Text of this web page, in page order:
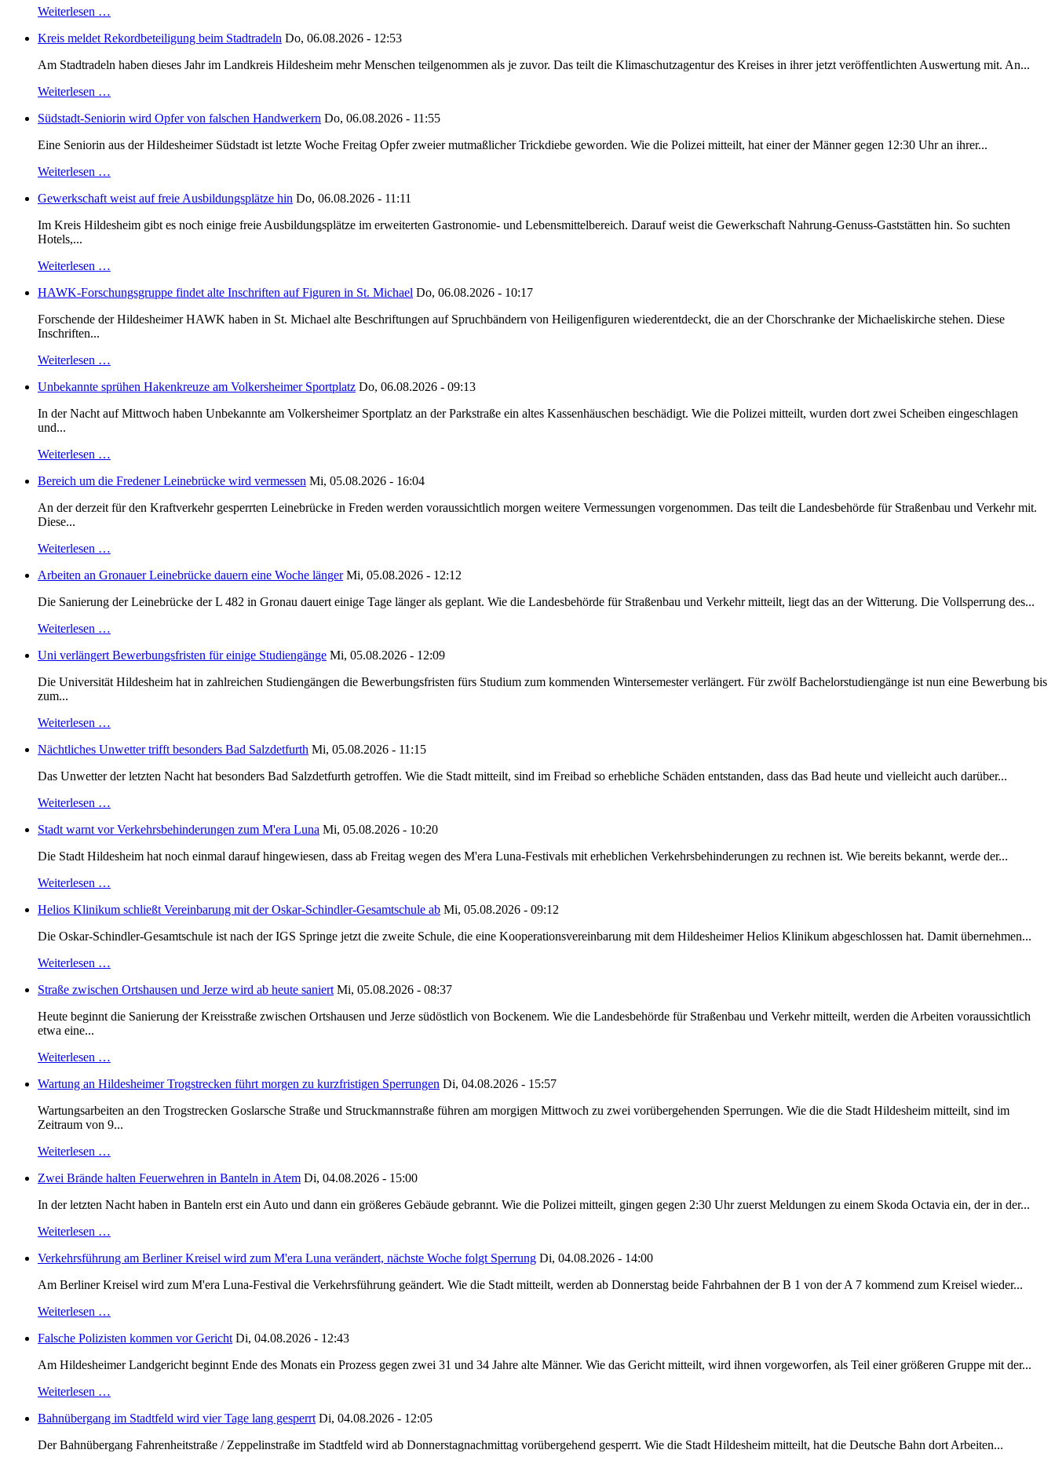
Weiterlesen …
Kreis meldet Rekordbeteiligung beim Stadtradeln Do, 06.08.2026 - 12:53
Am Stadtradeln haben dieses Jahr im Landkreis Hildesheim mehr Menschen teilgenommen als je zuvor. Das teilt die Klimaschutzagentur des Kreises in ihrer jetzt veröffentlichten Auswertung mit. An...
Weiterlesen …
Südstadt-Seniorin wird Opfer von falschen Handwerkern Do, 06.08.2026 - 11:55
Eine Seniorin aus der Hildesheimer Südstadt ist letzte Woche Freitag Opfer zweier mutmaßlicher Trickdiebe geworden. Wie die Polizei mitteilt, hat einer der Männer gegen 12:30 Uhr an ihrer...
Weiterlesen …
Gewerkschaft weist auf freie Ausbildungsplätze hin Do, 06.08.2026 - 11:11
Im Kreis Hildesheim gibt es noch einige freie Ausbildungsplätze im erweiterten Gastronomie- und Lebensmittelbereich. Darauf weist die Gewerkschaft Nahrung-Genuss-Gaststätten hin. So suchten
Hotels,...
Weiterlesen …
HAWK-Forschungsgruppe findet alte Inschriften auf Figuren in St. Michael Do, 06.08.2026 - 10:17
Forschende der Hildesheimer HAWK haben in St. Michael alte Beschriftungen auf Spruchbändern von Heiligenfiguren wiederentdeckt, die an der Chorschranke der Michaeliskirche stehen. Diese
Inschriften...
Weiterlesen …
Unbekannte sprühen Hakenkreuze am Volkersheimer Sportplatz Do, 06.08.2026 - 09:13
In der Nacht auf Mittwoch haben Unbekannte am Volkersheimer Sportplatz an der Parkstraße ein altes Kassenhäuschen beschädigt. Wie die Polizei mitteilt, wurden dort zwei Scheiben eingeschlagen
und...
Weiterlesen …
Bereich um die Fredener Leinebrücke wird vermessen Mi, 05.08.2026 - 16:04
An der derzeit für den Kraftverkehr gesperrten Leinebrücke in Freden werden voraussichtlich morgen weitere Vermessungen vorgenommen. Das teilt die Landesbehörde für Straßenbau und Verkehr mit.
Diese...
Weiterlesen …
Arbeiten an Gronauer Leinebrücke dauern eine Woche länger Mi, 05.08.2026 - 12:12
Die Sanierung der Leinebrücke der L 482 in Gronau dauert einige Tage länger als geplant. Wie die Landesbehörde für Straßenbau und Verkehr mitteilt, liegt das an der Witterung. Die Vollsperrung des...
Weiterlesen …
Uni verlängert Bewerbungsfristen für einige Studiengänge Mi, 05.08.2026 - 12:09
Die Universität Hildesheim hat in zahlreichen Studiengängen die Bewerbungsfristen fürs Studium zum kommenden Wintersemester verlängert. Für zwölf Bachelorstudiengänge ist nun eine Bewerbung bis
zum...
Weiterlesen …
Nächtliches Unwetter trifft besonders Bad Salzdetfurth Mi, 05.08.2026 - 11:15
Das Unwetter der letzten Nacht hat besonders Bad Salzdetfurth getroffen. Wie die Stadt mitteilt, sind im Freibad so erhebliche Schäden entstanden, dass das Bad heute und vielleicht auch darüber...
Weiterlesen …
Stadt warnt vor Verkehrsbehinderungen zum M'era Luna Mi, 05.08.2026 - 10:20
Die Stadt Hildesheim hat noch einmal darauf hingewiesen, dass ab Freitag wegen des M'era Luna-Festivals mit erheblichen Verkehrsbehinderungen zu rechnen ist. Wie bereits bekannt, werde der...
Weiterlesen …
Helios Klinikum schließt Vereinbarung mit der Oskar-Schindler-Gesamtschule ab Mi, 05.08.2026 - 09:12
Die Oskar-Schindler-Gesamtschule ist nach der IGS Springe jetzt die zweite Schule, die eine Kooperationsvereinbarung mit dem Hildesheimer Helios Klinikum abgeschlossen hat. Damit übernehmen...
Weiterlesen …
Straße zwischen Ortshausen und Jerze wird ab heute saniert Mi, 05.08.2026 - 08:37
Heute beginnt die Sanierung der Kreisstraße zwischen Ortshausen und Jerze südöstlich von Bockenem. Wie die Landesbehörde für Straßenbau und Verkehr mitteilt, werden die Arbeiten voraussichtlich
etwa eine...
Weiterlesen …
Wartung an Hildesheimer Trogstrecken führt morgen zu kurzfristigen Sperrungen Di, 04.08.2026 - 15:57
Wartungsarbeiten an den Trogstrecken Goslarsche Straße und Struckmannstraße führen am morgigen Mittwoch zu zwei vorübergehenden Sperrungen. Wie die die Stadt Hildesheim mitteilt, sind im
Zeitraum von 9...
Weiterlesen …
Zwei Brände halten Feuerwehren in Banteln in Atem Di, 04.08.2026 - 15:00
In der letzten Nacht haben in Banteln erst ein Auto und dann ein größeres Gebäude gebrannt. Wie die Polizei mitteilt, gingen gegen 2:30 Uhr zuerst Meldungen zu einem Skoda Octavia ein, der in der...
Weiterlesen …
Verkehrsführung am Berliner Kreisel wird zum M'era Luna verändert, nächste Woche folgt Sperrung Di, 04.08.2026 - 14:00
Am Berliner Kreisel wird zum M'era Luna-Festival die Verkehrsführung geändert. Wie die Stadt mitteilt, werden ab Donnerstag beide Fahrbahnen der B 1 von der A 7 kommend zum Kreisel wieder...
Weiterlesen …
Falsche Polizisten kommen vor Gericht Di, 04.08.2026 - 12:43
Am Hildesheimer Landgericht beginnt Ende des Monats ein Prozess gegen zwei 31 und 34 Jahre alte Männer. Wie das Gericht mitteilt, wird ihnen vorgeworfen, als Teil einer größeren Gruppe mit der...
Weiterlesen …
Bahnübergang im Stadtfeld wird vier Tage lang gesperrt Di, 04.08.2026 - 12:05
Der Bahnübergang Fahrenheitstraße / Zeppelinstraße im Stadtfeld wird ab Donnerstagnachmittag vorübergehend gesperrt. Wie die Stadt Hildesheim mitteilt, hat die Deutsche Bahn dort Arbeiten...